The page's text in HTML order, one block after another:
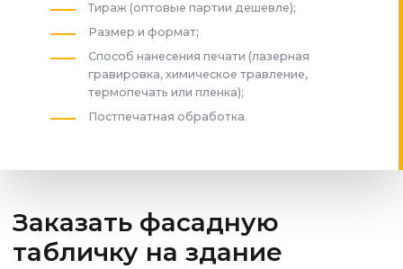
Тираж (оптовые партии дешевле);
Размер и формат;
Способ нанесения печати (лазерная
гравировка, химическое травление,
термопечать или пленка);
Постпечатная обработка.
Заказать фасадную
табличку на здание